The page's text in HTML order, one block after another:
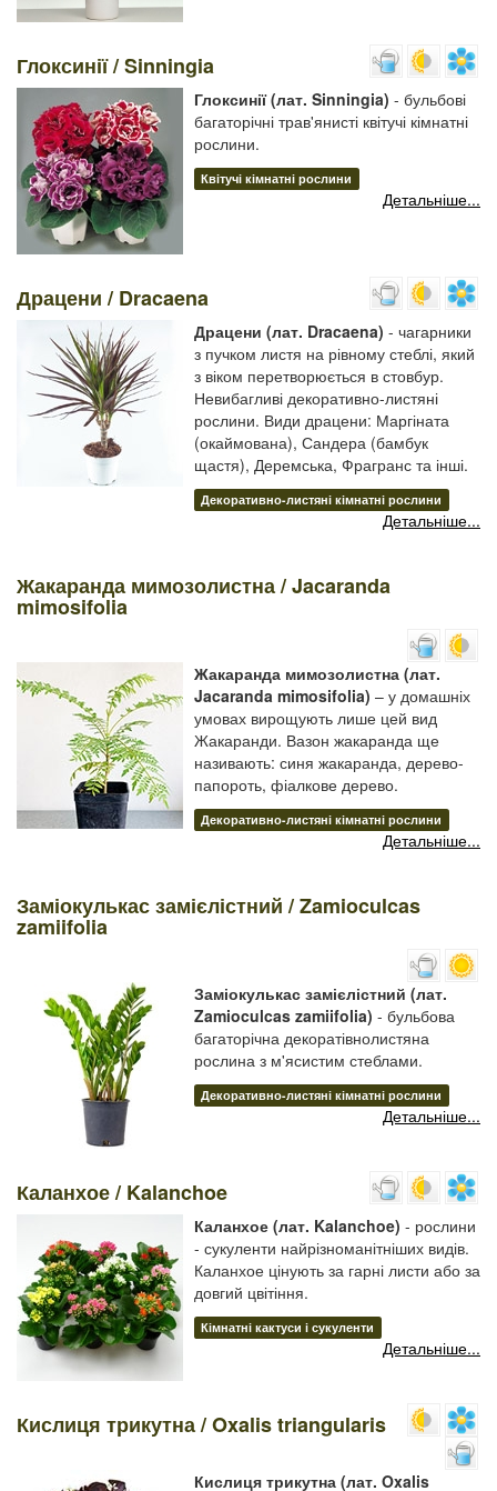
Глоксинії / Sinningia
Глоксинії (лат. Sinningia) - бульбові
багаторічні трав'янисті квітучі кімнатні
рослини.
Квітучі кімнатні рослини
Детальніше...
Драцени / Dracaena
Драцени (лат. Dracaena) - чагарники
з пучком листя на рівному стеблі, який
з віком перетворюється в стовбур.
Невибагливі декоративно-листяні
рослини. Види драцени: Маргіната
(окаймована), Сандера (бамбук
щастя), Деремська, Фрагранс та інші.
Декоративно-листяні кімнатні рослини
Детальніше...
Жакаранда мимозолистна / Jacaranda
mimosifolia
Жакаранда мимозолистна (лат.
Jacaranda mimosifolia) – у домашніх
умовах вирощують лише цей вид
Жакаранди. Вазон жакаранда ще
називають: синя жакаранда, дерево-
папороть, фіалкове дерево.
Декоративно-листяні кімнатні рослини
Детальніше...
Заміокулькас замієлістний / Zamioculcas
zamiifolia
Заміокулькас замієлістний (лат.
Zamioculcas zamiifolia) - бульбова
багаторічна декоратівнолистяна
рослина з м'ясистим стеблами.
Декоративно-листяні кімнатні рослини
Детальніше...
Каланхое / Kalanchoe
Каланхое (лат. Kalanchoe) - рослини
- сукуленти найрізноманітніших видів.
Каланхое цінують за гарні листи або за
довгий цвітіння.
Кімнатні кактуси і сукуленти
Детальніше...
Кислиця трикутна / Oxalis triangularis
Кислиця трикутна (лат. Oxalis